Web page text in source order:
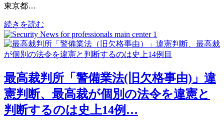
東京都…
続きを読む
最高裁判所「警備業法(旧欠格事由)」違
憲判断、最高裁が個別の法令を違憲と
判断するのは史上14例…